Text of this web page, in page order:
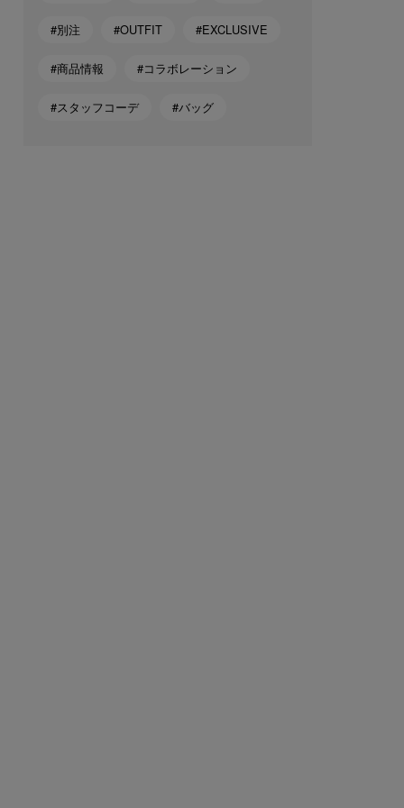
#別注 #OUTFIT #EXCLUSIVE
#商品情報 #コラボレーション
#スタッフコーデ #バッグ